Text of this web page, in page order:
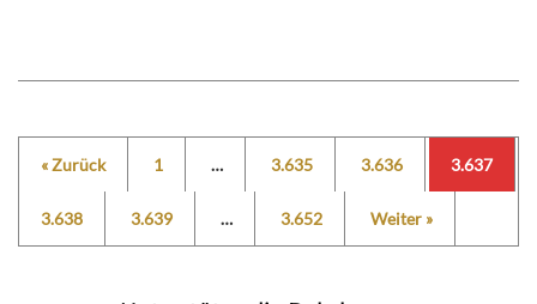
« Zurück 1 … 3.635 3.636 3.637
3.638 3.639 … 3.652 Weiter »